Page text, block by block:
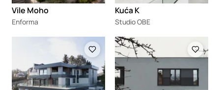
Vile Moho
Enforma
Kuća K
Studio OBE
Loading